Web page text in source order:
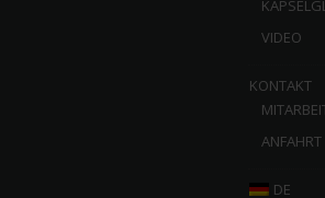
VIDEO
KONTAKT
ANFAHRT
DE